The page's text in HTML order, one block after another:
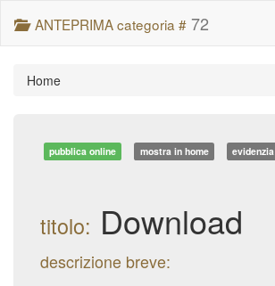
ANTEPRIMA categoria # 72
Home
pubblica online mostra in home evidenzia
titolo: Download
descrizione breve: